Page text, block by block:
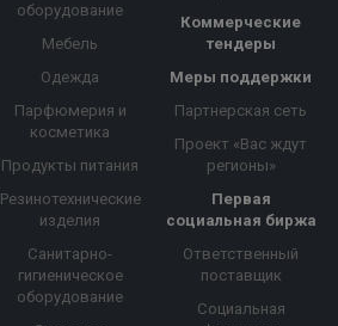
оборудование
Мебель
Одежда
Парфюмерия и
косметика
Продукты питания
Резинотехнические
изделия
Санитарно-
гигиеническое
оборудование
Коммерческие
тендеры
Меры поддержки
Партнерская сеть
Проект «Вас ждут
регионы»
Первая
социальная биржа
Ответственный
поставщик
Социальная